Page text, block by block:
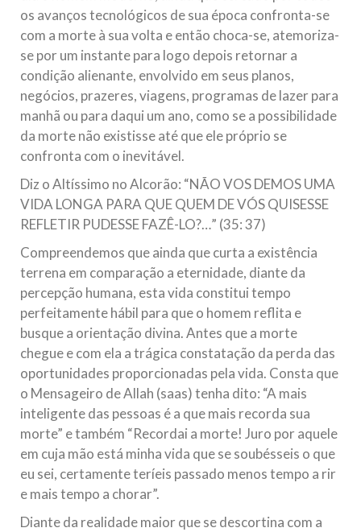
os avanços tecnológicos de sua época confronta-se
com a morte à sua volta e então choca-se, atemoriza-
se por um instante para logo depois retornar a
condição alienante, envolvido em seus planos,
negócios, prazeres, viagens, programas de lazer para
manhã ou para daqui um ano, como se a possibilidade
da morte não existisse até que ele próprio se
confronta com o inevitável.
Diz o Altíssimo no Alcorão: “NÃO VOS DEMOS UMA
VIDA LONGA PARA QUE QUEM DE VÓS QUISESSE
REFLETIR PUDESSE FAZÊ-LO?…” (35: 37)
Compreendemos que ainda que curta a existência
terrena em comparação a eternidade, diante da
percepção humana, esta vida constitui tempo
perfeitamente hábil para que o homem reflita e
busque a orientação divina. Antes que a morte
chegue e com ela a trágica constatação da perda das
oportunidades proporcionadas pela vida. Consta que
o Mensageiro de Allah (saas) tenha dito: “A mais
inteligente das pessoas é a que mais recorda sua
morte” e também “Recordai a morte! Juro por aquele
em cuja mão está minha vida que se soubésseis o que
eu sei, certamente teríeis passado menos tempo a rir
e mais tempo a chorar”.
Diante da realidade maior que se descortina com a